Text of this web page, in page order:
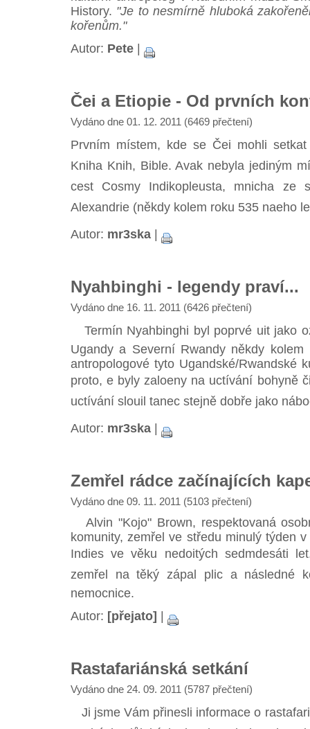
History. "Je to nesmírně hluboká
kořenům."
Autor: Pete |
Čei a Etiopie - Od prvních
Vydáno dne 01. 12. 2011 (6469 přečtení)
Prvním místem, kde se Čei mohli
Kniha Knih, Bible. Avak nebyla jediným
cest Cosmy Indikopleusta, mnicha ze
Alexandrie (někdy kolem roku 535 naeho
Autor: mr3ska |
Nyahbinghi - legendy praví...
Vydáno dne 16. 11. 2011 (6426 přečtení)
Termín Nyahbinghi byl poprvé uit jako
Ugandy a Severní Rwandy někdy
antropologové tyto Ugandské/Rwandské
proto, e byly zaloeny na uctívání
uctívání slouil tanec stejně dobře jako
Autor: mr3ska |
Zemřel rádce začínajících
Vydáno dne 09. 11. 2011 (5103 přečtení)
Alvin "Kojo" Brown, respektovaná
komunity, zemřel ve středu minulý týden
Indies ve věku nedoitých sedmdesáti
zemřel na těký zápal plic a následné
nemocnice.
Autor: [přejato] |
Rastafariánská setkání
Vydáno dne 24. 09. 2011 (5787 přečtení)
Ji jsme Vám přinesli informace o